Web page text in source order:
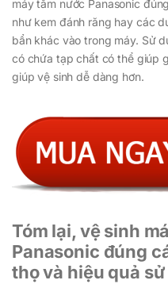
máy tăm nước Panasonic
như kem đánh răng hay các
bẩn khác vào trong máy. Sử
có chứa tạp chất có thể giúp
giúp vệ sinh dễ dàng hơn.
Tóm lại, vệ sinh
Panasonic đúng
thọ và hiệu quả